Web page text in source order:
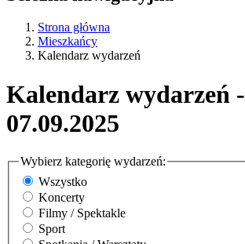
Strona główna
Mieszkańcy
Kalendarz wydarzeń
Kalendarz wydarzeń -
07.09.2025
Wybierz kategorię wydarzeń:
Wszystko
Koncerty
Filmy / Spektakle
Sport